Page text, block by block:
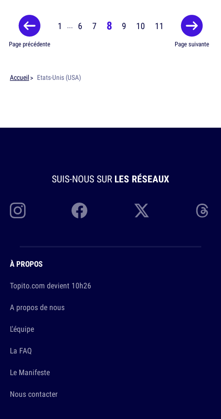
Page précédente
1 ... 6 7 8 9 10 11
Page suivante
Accueil Etats-Unis (USA)
SUIS-NOUS SUR LES RÉSEAUX
À PROPOS
Topito.com devient 10h26
A propos de nous
L'équipe
La FAQ
Le Manifeste
Nous contacter